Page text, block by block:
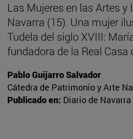
Las Mujeres en las Artes y
Navarra (15). Una mujer
Tudela del siglo XVIII:
fundadora de la Real Casa
Pablo Guijarro Salvador
Cátedra de Patrimonio y Arte
Publicado en: Diario de Navarra